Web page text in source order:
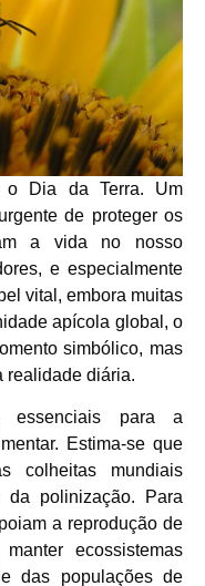
o Dia da Terra. Um
de proteger os
a vida no nosso
e especialmente
vital, embora muitas
apícola global, o
simbólico, mas
realidade diária.
essenciais para a
Estima-se que
colheitas mundiais
da polinização. Para
a reprodução de
ecossistemas
das populações de